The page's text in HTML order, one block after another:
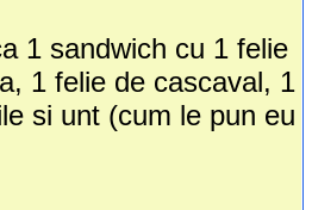
1 sandwich cu 1 felie
1 felie de cascaval, 1
si unt (cum le pun eu